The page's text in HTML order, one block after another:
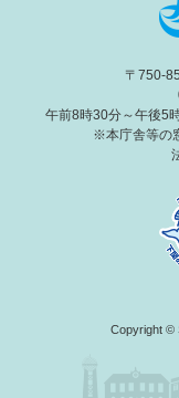
〒750-
午前8時30分～午後5
※本庁舎等の
Copyright ©